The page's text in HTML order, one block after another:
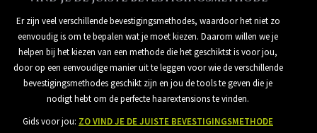
Er zijn veel verschillende bevestigingsmethodes, waardoor het niet zo
eenvoudig is om te bepalen wat je moet kiezen. Daarom willen we je
helpen bij het kiezen van een methode die het geschiktst is voor jou,
door op een eenvoudige manier uit te leggen voor wie de verschillende
bevestigingsmethodes geschikt zijn en jou de tools te geven die je
nodigt hebt om de perfecte haarextensions te vinden.
Gids voor jou: ZO VIND JE DE JUISTE BEVESTIGINGSMETHODE